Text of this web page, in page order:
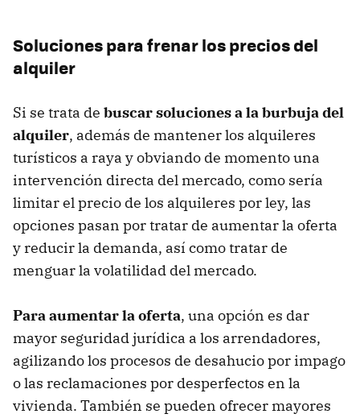
Soluciones para frenar los precios del
alquiler
Si se trata de buscar soluciones a la burbuja del
alquiler, además de mantener los alquileres
turísticos a raya y obviando de momento una
intervención directa del mercado, como sería
limitar el precio de los alquileres por ley, las
opciones pasan por tratar de aumentar la oferta
y reducir la demanda, así como tratar de
menguar la volatilidad del mercado.
Para aumentar la oferta, una opción es dar
mayor seguridad jurídica a los arrendadores,
agilizando los procesos de desahucio por impago
o las reclamaciones por desperfectos en la
vivienda. También se pueden ofrecer mayores